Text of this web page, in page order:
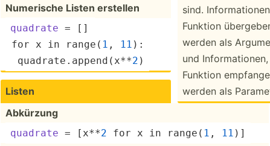
Numerische Listen erstellen
quadrate = []
for x in range( 1 , 11 ):
quadra­te.a­pp­end­(x**2 )
Listen
Abkürzung
quadrate = [x**2 for x in range( 1 , 11 )]
sind.
Funktion
werden als
und
Funktion
werden als